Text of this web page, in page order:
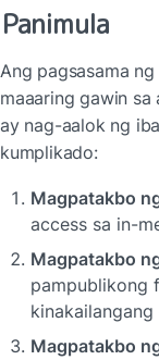
Panimula
Ang pagsasama
maaaring gawin sa
ay nag-aalok ng
kumplikado:
Magpatakbo
access sa in-
Magpatakbo
pampublikong
Magpatakbo